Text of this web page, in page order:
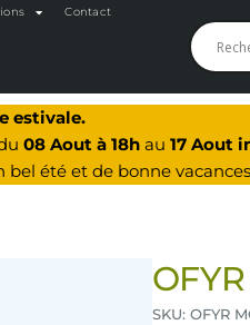
Contact
estivale.
08 Aout à 18h au 17 Aout
bel été et de bonne
SKU: OFYR